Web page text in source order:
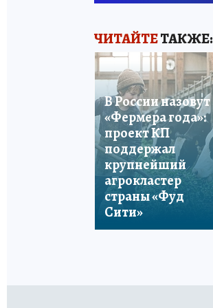
ЧИТАЙТЕТАКЖЕ:
В России назовут
«Фермера года»:
проект КП
поддержал
крупнейший
агрокластер
страны «Фуд
Сити»